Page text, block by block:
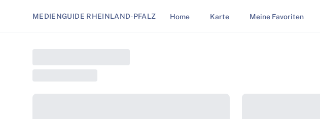
MEDIENGUIDE RHEINLAND-PFALZ Home Karte Meine Favoriten